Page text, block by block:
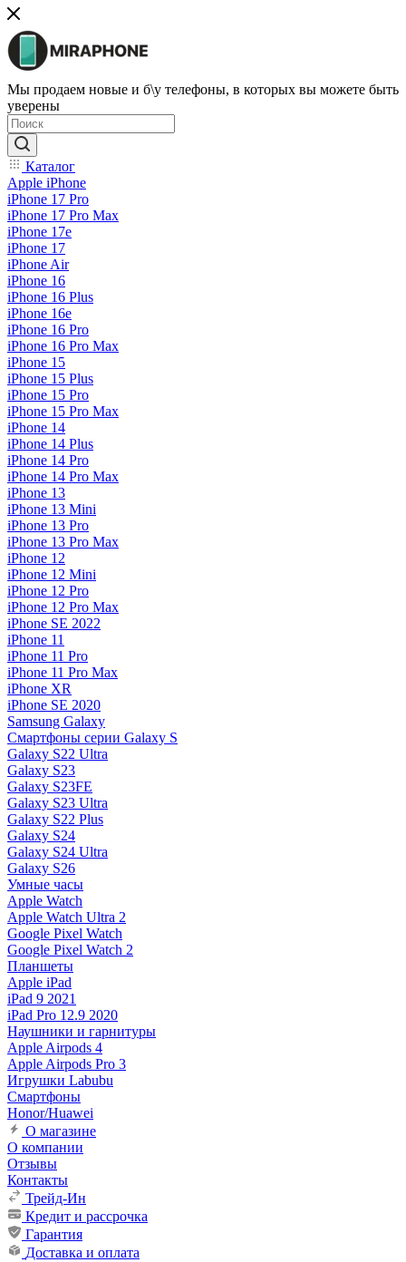
Мы продаем новые и б\у телефоны, в которых вы можете быть
уверены
Каталог
Apple iPhone
iPhone 17 Pro
iPhone 17 Pro Max
iPhone 17e
iPhone 17
iPhone Air
iPhone 16
iPhone 16 Plus
iPhone 16e
iPhone 16 Pro
iPhone 16 Pro Max
iPhone 15
iPhone 15 Plus
iPhone 15 Pro
iPhone 15 Pro Max
iPhone 14
iPhone 14 Plus
iPhone 14 Pro
iPhone 14 Pro Max
iPhone 13
iPhone 13 Mini
iPhone 13 Pro
iPhone 13 Pro Max
iPhone 12
iPhone 12 Mini
iPhone 12 Pro
iPhone 12 Pro Max
iPhone SE 2022
iPhone 11
iPhone 11 Pro
iPhone 11 Pro Max
iPhone XR
iPhone SE 2020
Samsung Galaxy
Смартфоны серии Galaxy S
Galaxy S22 Ultra
Galaxy S23
Galaxy S23FE
Galaxy S23 Ultra
Galaxy S22 Plus
Galaxy S24
Galaxy S24 Ultra
Galaxy S26
Умные часы
Apple Watch
Apple Watch Ultra 2
Google Pixel Watch
Google Pixel Watch 2
Планшеты
Apple iPad
iPad 9 2021
iPad Pro 12.9 2020
Наушники и гарнитуры
Apple Airpods 4
Apple Airpods Pro 3
Игрушки Labubu
Смартфоны
Honor/Huawei
О магазине
О компании
Отзывы
Контакты
Трейд-Ин
Кредит и рассрочка
Гарантия
Доставка и оплата